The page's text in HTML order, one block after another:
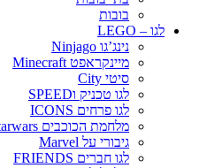
בובות
לגו – LEGO
נינג’גו Ninjago
מיינקראפט Minecraft
סיטי City
לגו טכניק וSPEED
לגו פרחים ICONS
מלחמת הכוכבים Starwars
גיבורי על Marvel
לגו חברים FRIENDS